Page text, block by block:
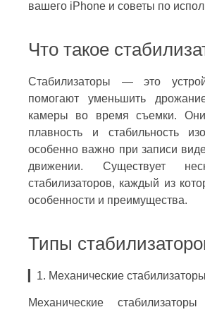
вашего iPhone и советы по
Что такое
Стабилизаторы — это
помогают уменьшить
камеры во время съемки. Они
плавность и стабильность
особенно важно при записи
движении. Существует
стабилизаторов, каждый из
особенности и преимущества.
Типы
▎1. Механические стабилизаторы
Механические